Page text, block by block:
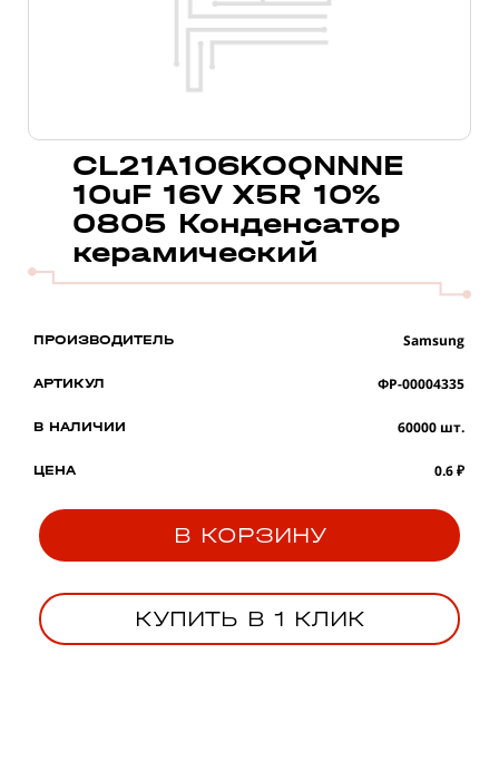
CL21A106KOQNNNE
10uF 16V X5R 10%
0805 Конденсатор
керамический
ПРОИЗВОДИТЕЛЬ Samsung
АРТИКУЛ ФР-00004335
В НАЛИЧИИ 60000 шт.
ЦЕНА 0.6 ₽
В КОРЗИНУ
КУПИТЬ В 1 КЛИК